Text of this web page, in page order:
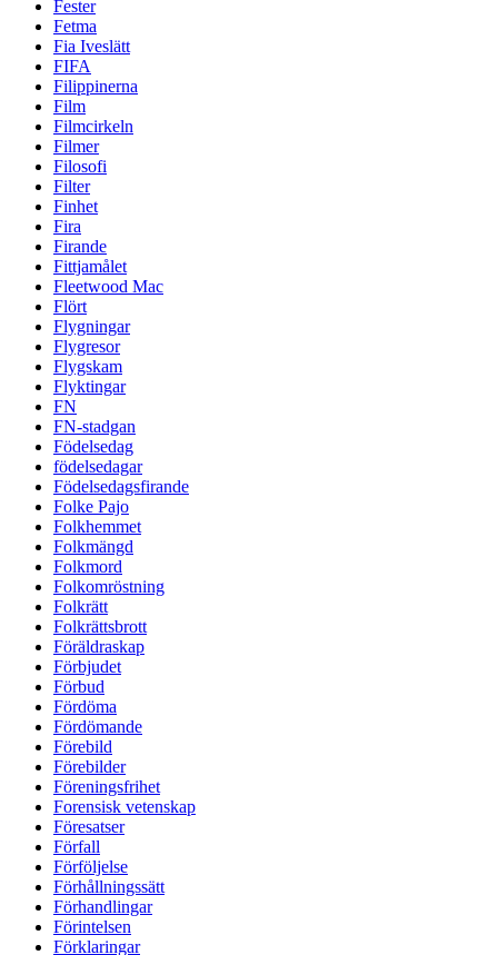
Fester
Fetma
Fia Iveslätt
FIFA
Filippinerna
Film
Filmcirkeln
Filmer
Filosofi
Filter
Finhet
Fira
Firande
Fittjamålet
Fleetwood Mac
Flört
Flygningar
Flygresor
Flygskam
Flyktingar
FN
FN-stadgan
Födelsedag
födelsedagar
Födelsedagsfirande
Folke Pajo
Folkhemmet
Folkmängd
Folkmord
Folkomröstning
Folkrätt
Folkrättsbrott
Föräldraskap
Förbjudet
Förbud
Fördöma
Fördömande
Förebild
Förebilder
Föreningsfrihet
Forensisk vetenskap
Föresatser
Förfall
Förföljelse
Förhållningssätt
Förhandlingar
Förintelsen
Förklaringar